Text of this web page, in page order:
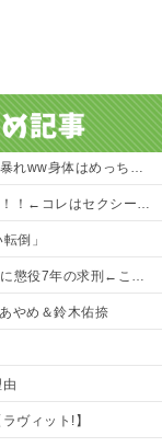
ちゃいいのにな・・・ 他
ブッ刺さりまくりw w w w w w w w w
倒」
役7年の求刑←これ…
やめ＆鈴木佑捺
ヴィット!】